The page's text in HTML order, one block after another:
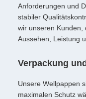
Anforderungen und
stabiler
wir unseren Kunden,
Aussehen, Leistung
Verpackung
Unsere Wellpappen
maximalen Schutz